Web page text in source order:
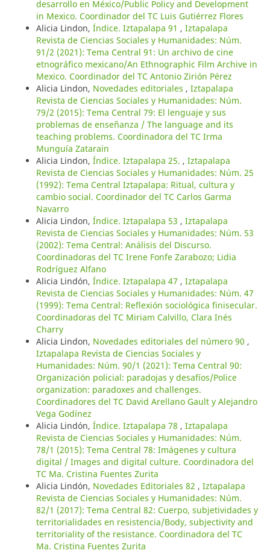
desarrollo en México/Public Policy and Development
in Mexico. Coordinador del TC Luis Gutiérrez Flores
Alicia Lindon, Índice. Iztapalapa 91 , Iztapalapa
Revista de Ciencias Sociales y Humanidades: Núm.
91/2 (2021): Tema Central 91: Un archivo de cine
etnográfico mexicano/An Ethnographic Film Archive in
Mexico. Coordinador del TC Antonio Zirión Pérez
Alicia Lindon, Novedades editoriales , Iztapalapa
Revista de Ciencias Sociales y Humanidades: Núm.
79/2 (2015): Tema Central 79: El lenguaje y sus
problemas de enseñanza / The language and its
teaching problems. Coordinadora del TC Irma
Munguía Zatarain
Alicia Lindon, Índice. Iztapalapa 25. , Iztapalapa
Revista de Ciencias Sociales y Humanidades: Núm. 25
(1992): Tema Central Iztapalapa: Ritual, cultura y
cambio social. Coordinador del TC Carlos Garma
Navarro
Alicia Lindon, Índice. Iztapalapa 53 , Iztapalapa
Revista de Ciencias Sociales y Humanidades: Núm. 53
(2002): Tema Central: Análisis del Discurso.
Coordinadoras del TC Irene Fonfe Zarabozo; Lidia
Rodríguez Alfano
Alicia Lindón, Índice. Iztapalapa 47 , Iztapalapa
Revista de Ciencias Sociales y Humanidades: Núm. 47
(1999): Tema Central: Reflexión sociológica finisecular.
Coordinadoras del TC Miriam Calvillo, Clara Inés
Charry
Alicia Lindon, Novedades editoriales del número 90 ,
Iztapalapa Revista de Ciencias Sociales y
Humanidades: Núm. 90/1 (2021): Tema Central 90:
Organización policial: paradojas y desafíos/Police
organization: paradoxes and challenges.
Coordinadores del TC David Arellano Gault y Alejandro
Vega Godínez
Alicia Lindón, Índice. Iztapalapa 78 , Iztapalapa
Revista de Ciencias Sociales y Humanidades: Núm.
78/1 (2015): Tema Central 78: Imágenes y cultura
digital / Images and digital culture. Coordinadora del
TC Ma. Cristina Fuentes Zurita
Alicia Lindón, Novedades Editoriales 82 , Iztapalapa
Revista de Ciencias Sociales y Humanidades: Núm.
82/1 (2017): Tema Central 82: Cuerpo, subjetividades y
territorialidades en resistencia/Body, subjectivity and
territoriality of the resistance. Coordinadora del TC
Ma. Cristina Fuentes Zurita